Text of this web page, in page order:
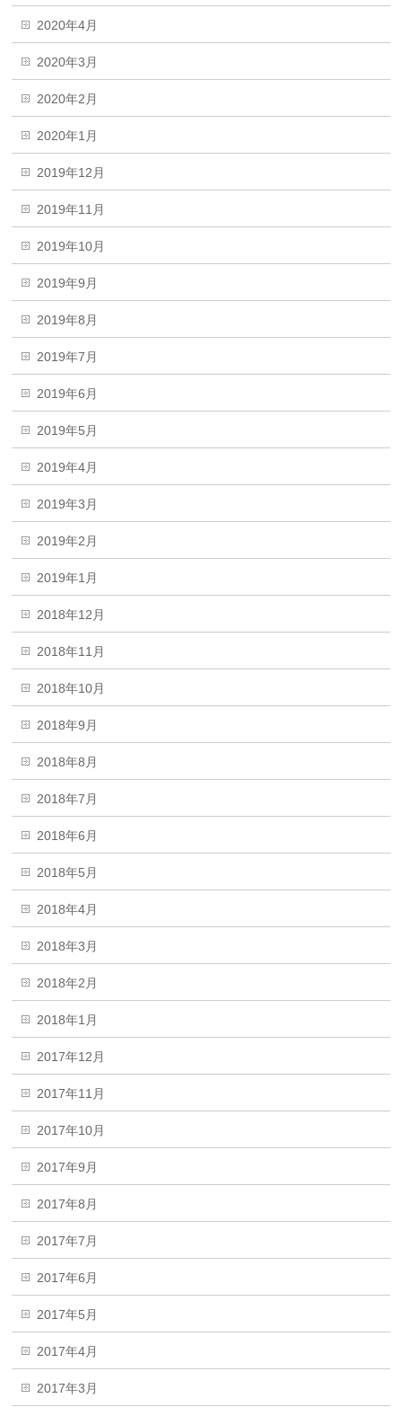
2020年4月
2020年3月
2020年2月
2020年1月
2019年12月
2019年11月
2019年10月
2019年9月
2019年8月
2019年7月
2019年6月
2019年5月
2019年4月
2019年3月
2019年2月
2019年1月
2018年12月
2018年11月
2018年10月
2018年9月
2018年8月
2018年7月
2018年6月
2018年5月
2018年4月
2018年3月
2018年2月
2018年1月
2017年12月
2017年11月
2017年10月
2017年9月
2017年8月
2017年7月
2017年6月
2017年5月
2017年4月
2017年3月